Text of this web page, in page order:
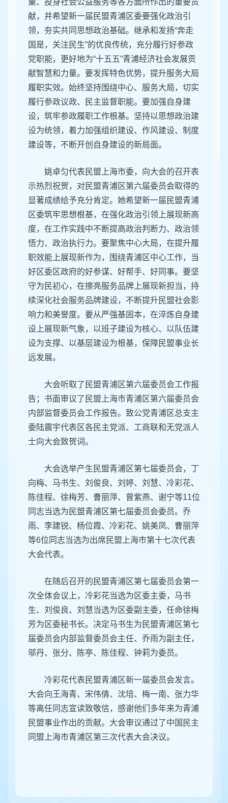
区政府、区政协，向大会的召开表示热烈祝贺。
他充分肯定民盟青浦区第六届委员会在服务全区
发展大局、参政议政建言资政、广泛凝聚共识力
量、投身社会公益服务等各方面所作出的重要贡
献，并希望新一届民盟青浦区委要强化政治引
领，夯实共同思想政治基础。继承和发扬“奔走
国是，关注民生”的优良传统，充分履行好参政
党职能，更好地为“十五五”青浦经济社会发展贡
献智慧和力量。要发挥特色优势，提升服务大局
履职实效。始终坚持围绕中心、服务大局，切实
履行参政议政、民主监督职能。要加强自身建
设为统领，着力加强组织建设、作风建设、制度
建设等，不断开创自身建设的新局面。
姚卓匀代表民盟上海市委，向大会的召开表
示热烈祝贺，对民盟青浦区第六届委员会取得的
显著成绩给予充分肯定。她希望新一届民盟青浦
区委筑牢思想根基，在强化政治引领上展现新高
度，在工作实践中不断提高政治判断力、政治领
悟力、政治执行力。要聚焦中心大局，在提升履
职效能上展现新作为，围绕青浦区中心工作，当
好区委区政府的好参谋、好帮手、好同事。要坚
守为民初心，在擦亮服务品牌上展现新担当，持
续深化社会服务品牌建设，不断提升民盟社会影
响力和美誉度。要从严强基固本，在淬炼自身建
设为支撑、以基层建设为根基，保障民盟事业长
远发展。
大会听取了民盟青浦区第六届委员会工作报
告；书面审议了民盟上海市青浦区第六届委员会
委陆震宇代表区各民主党派、工商联和无党派人
士向大会致贺词。
大会选举产生民盟青浦区第七届委员会，丁
向梅、马书生、刘俊良、刘婷、刘慧、冷彩花、
陈佳程、徐梅芳、曹丽萍、曾紫燕、谢宁等11位
同志当选为民盟青浦区第七届委员会委员。乔
等6位同志当选为出席民盟上海市第十七次代表
大会代表。
在随后召开的民盟青浦区第七届委员会第一
次全体会议上，冷彩花当选为区委主委，马书
生、刘俊良、刘慧当选为区委副主委，任命徐梅
届委员会内部监督委员会主任、乔雨为副主任，
邬丹、张分、陈亭、陈佳程、钟莉为委员。
冷彩花代表民盟青浦区新一届委员会发言。
大会向王海青、宋伟倩、沈培、梅一南、张力华